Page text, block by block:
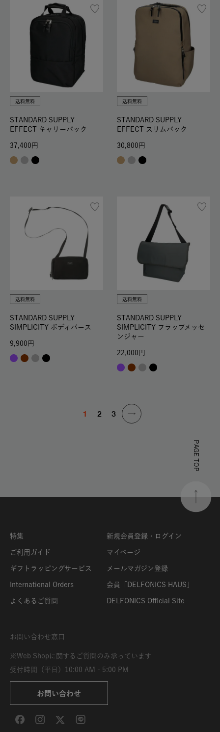
送料無料
STANDARD SUPPLY
EFFECT キャリーパック
37,400
送料無料
STANDARD SUPPLY
EFFECT スリムパック
30,800
送料無料
STANDARD SUPPLY
SIMPLICITY ボディパース
9,900
送料無料
STANDARD SUPPLY
SIMPLICITY フラップメッセ
ンジャー
22,000
1 2 3
PAGE TOP
特集
ご利用ガイド
ギフトラッピングサービス
International Orders
よくあるご質問
新規会員登録・ログイン
マイページ
メールマガジン登録
会員「DELFONICS HAUS」
DELFONICS Official Site
お問い合わせ窓口
※Web Shopに関するご質問のみ承っています
受付時間（平日）10:00 AM - 5:00 PM
お問い合わせ